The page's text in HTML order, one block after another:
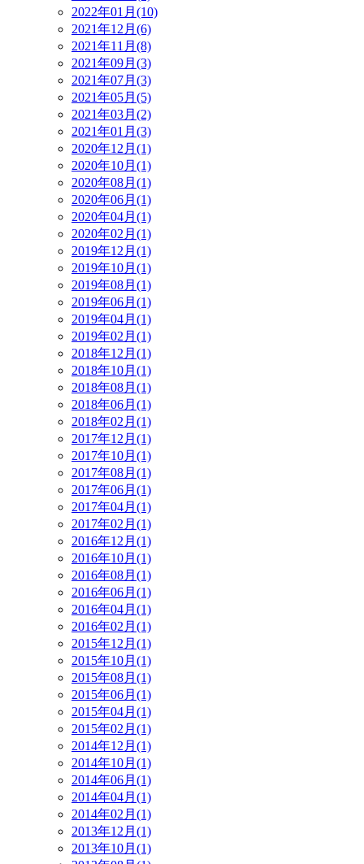
2022年01月(10)
2021年12月(6)
2021年11月(8)
2021年09月(3)
2021年07月(3)
2021年05月(5)
2021年03月(2)
2021年01月(3)
2020年12月(1)
2020年10月(1)
2020年08月(1)
2020年06月(1)
2020年04月(1)
2020年02月(1)
2019年12月(1)
2019年10月(1)
2019年08月(1)
2019年06月(1)
2019年04月(1)
2019年02月(1)
2018年12月(1)
2018年10月(1)
2018年08月(1)
2018年06月(1)
2018年02月(1)
2017年12月(1)
2017年10月(1)
2017年08月(1)
2017年06月(1)
2017年04月(1)
2017年02月(1)
2016年12月(1)
2016年10月(1)
2016年08月(1)
2016年06月(1)
2016年04月(1)
2016年02月(1)
2015年12月(1)
2015年10月(1)
2015年08月(1)
2015年06月(1)
2015年04月(1)
2015年02月(1)
2014年12月(1)
2014年10月(1)
2014年06月(1)
2014年04月(1)
2014年02月(1)
2013年12月(1)
2013年10月(1)